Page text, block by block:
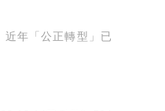
年「公正轉型」已